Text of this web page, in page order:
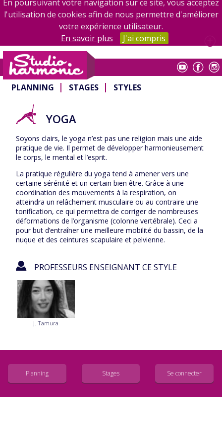
En poursuivant votre navigation sur ce site, vous acceptez
l'utilisation de cookies afin de nous permettre d'améliorer
votre expérience utilisateur.
En savoir plus
J'ai compris
Studio Harmonic
PLANNING STAGES STYLES
YOGA
Soyons clairs, le yoga n’est pas une religion mais une aide
pratique de vie. Il permet de développer harmonieusement
le corps, le mental et l’esprit.
La pratique régulière du yoga tend à amener vers une
certaine sérénité et un certain bien être. Grâce à une
coordination des mouvements à la respiration, on
atteindra un relâchement musculaire ou au contraire une
tonification, ce qui permettra de corriger de nombreuses
déformations de l’organisme (colonne vertébrale). Ceci a
pour but d’entraîner une meilleure mobilité du bassin, de la
nuque et des ceintures scapulaire et pelvienne.
PROFESSEURS ENSEIGNANT CE STYLE
J. Tamura
Planning Stages Se connecter